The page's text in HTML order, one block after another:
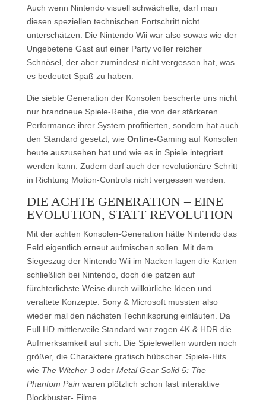
Auch wenn Nintendo visuell schwächelte, darf man
diesen speziellen technischen Fortschritt nicht
unterschätzen. Die Nintendo Wii war also sowas wie der
Ungebetene Gast auf einer Party voller reicher
Schnösel, der aber zumindest nicht vergessen hat, was
es bedeutet Spaß zu haben.
Die siebte Generation der Konsolen bescherte uns nicht
nur brandneue Spiele-Reihe, die von der stärkeren
Performance ihrer System profitierten, sondern hat auch
den Standard gesetzt, wie Online-Gaming auf Konsolen
heute auszusehen hat und wie es in Spiele integriert
werden kann. Zudem darf auch der revolutionäre Schritt
in Richtung Motion-Controls nicht vergessen werden.
DIE ACHTE GENERATION – EINE
EVOLUTION, STATT REVOLUTION
Mit der achten Konsolen-Generation hätte Nintendo das
Feld eigentlich erneut aufmischen sollen. Mit dem
Siegeszug der Nintendo Wii im Nacken lagen die Karten
schließlich bei Nintendo, doch die patzen auf
fürchterlichste Weise durch willkürliche Ideen und
veraltete Konzepte. Sony & Microsoft mussten also
wieder mal den nächsten Techniksprung einläuten. Da
Full HD mittlerweile Standard war zogen 4K & HDR die
Aufmerksamkeit auf sich. Die Spielewelten wurden noch
größer, die Charaktere grafisch hübscher. Spiele-Hits
wie The Witcher 3oder Metal Gear Solid 5: The
Phantom Pain waren plötzlich schon fast interaktive
Blockbuster- Filme.